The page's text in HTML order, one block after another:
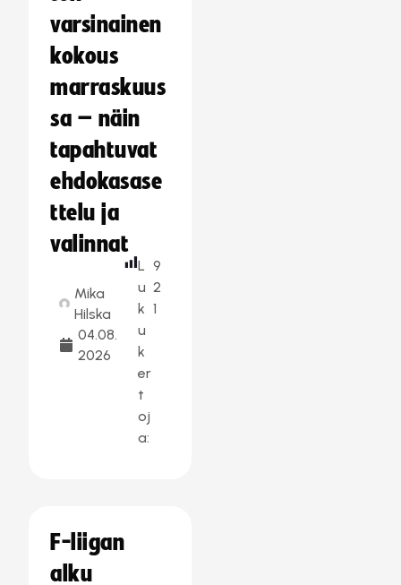
varsinainen
kokous
marraskuus
sa – näin
tapahtuvat
ehdokasase
ttelu ja
valinnat
Mika
Hilska
04.08.
2026
L
u
k
u
k
er
t
oj
a:
9
2
1
F-liigan
alku